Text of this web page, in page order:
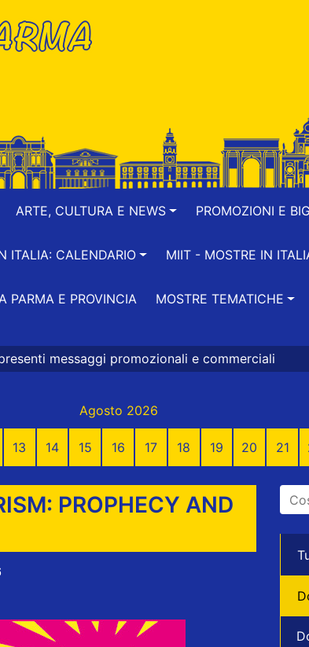
ARTE, CULTURA E NEWS PROMOZIONI E
ITALIA: CALENDARIO MIIT - MOSTRE IN
PARMA E PROVINCIA MOSTRE TEMATICHE
e commerciali
Agosto 2026
13 14 15 16 17 18 19 20 21
PROPHECY AND